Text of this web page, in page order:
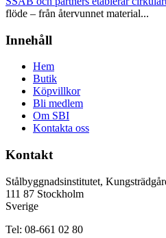
flöde – från återvunnet material...
Innehåll
Hem
Butik
Köpvillkor
Bli medlem
Om SBI
Kontakta oss
Kontakt
Stålbyggnadsinstitutet,
111 87 Stockholm
Sverige
Tel: 08-661 02 80